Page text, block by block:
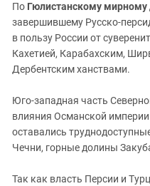
По Гюлистанскому мирному
завершившему Русско-
в пользу России от
Кахетией, Карабахским,
Дербентским ханствами.
Юго-западная часть
влияния Османской
оставались
Чечни, горные долины
Так как власть Персии и